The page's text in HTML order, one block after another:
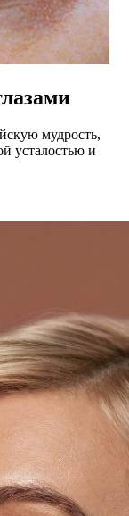
мудрость,
усталостью и